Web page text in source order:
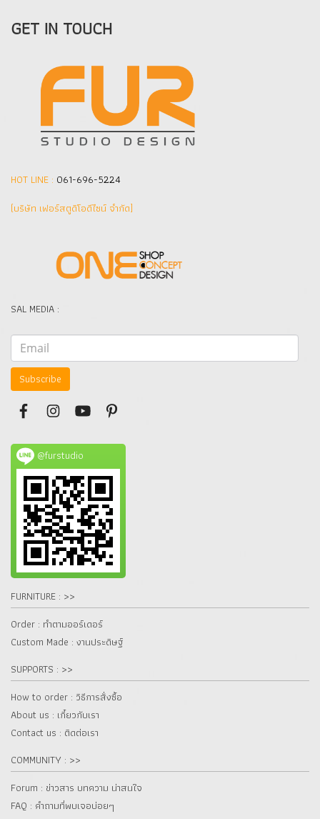
GET IN TOUCH
HOT LINE : 061-696-5224
(บริษัท เฟอร์สตูดิโอดีไซน์ จำกัด]
SAL MEDIA :
Subscribe
@furstudio
FURNITURE : >>
Order : ทำตามออร์เดอร์
Custom Made : งานประดิษฐ์
SUPPORTS : >>
How to order : วิธีการสั่งซื้อ
About us : เกี๋ยวกับเรา
Contact us : ติดต่อเรา
COMMUNITY : >>
Forum : ข่าวสาร บทความ น่าสนใจ
FAQ : คำถามที่พบเจอบ่อยๆ